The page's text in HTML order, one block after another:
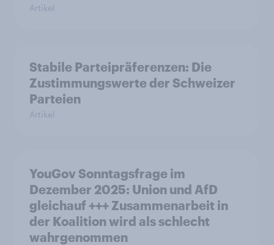
Artikel
Stabile Parteipräferenzen: Die
Zustimmungswerte der Schweizer
Parteien
Artikel
YouGov Sonntagsfrage im
Dezember 2025: Union und AfD
gleichauf +++ Zusammenarbeit in
der Koalition wird als schlecht
wahrgenommen